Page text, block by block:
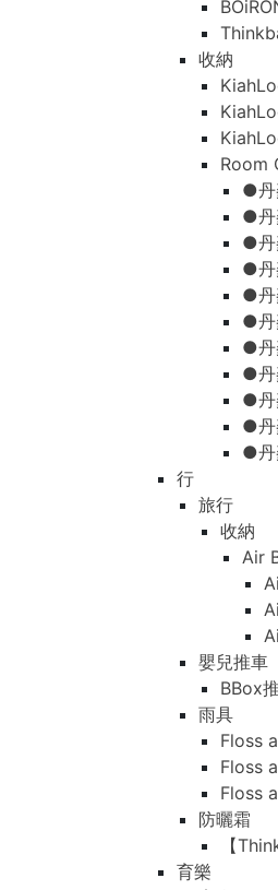
收納
Room
●丹
●丹
●丹
●丹
●丹
●丹
●丹
●丹
●丹
●丹
●丹
行
旅行
收納
Air
嬰兒推車
BBox
雨具
Floss
Floss
Floss
防曬霜
【
育樂